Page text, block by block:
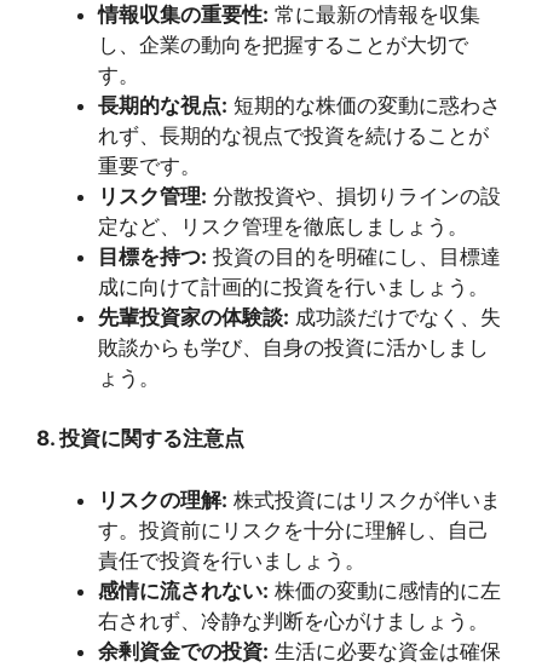
情報収集の重要性: 常に最新の情報を収集
し、企業の動向を把握することが大切で
す。
長期的な視点: 短期的な株価の変動に惑わさ
れず、長期的な視点で投資を続けることが
重要です。
リスク管理: 分散投資や、損切りラインの設
定など、リスク管理を徹底しましょう。
目標を持つ: 投資の目的を明確にし、目標達
成に向けて計画的に投資を行いましょう。
先輩投資家の体験談: 成功談だけでなく、失
敗談からも学び、自身の投資に活かしまし
ょう。
8. 投資に関する注意点
リスクの理解: 株式投資にはリスクが伴いま
す。投資前にリスクを十分に理解し、自己
責任で投資を行いましょう。
感情に流されない: 株価の変動に感情的に左
右されず、冷静な判断を心がけましょう。
余剰資金での投資: 生活に必要な資金は確保